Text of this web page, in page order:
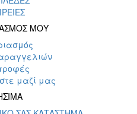
ΜΟΥ
μαζί μας